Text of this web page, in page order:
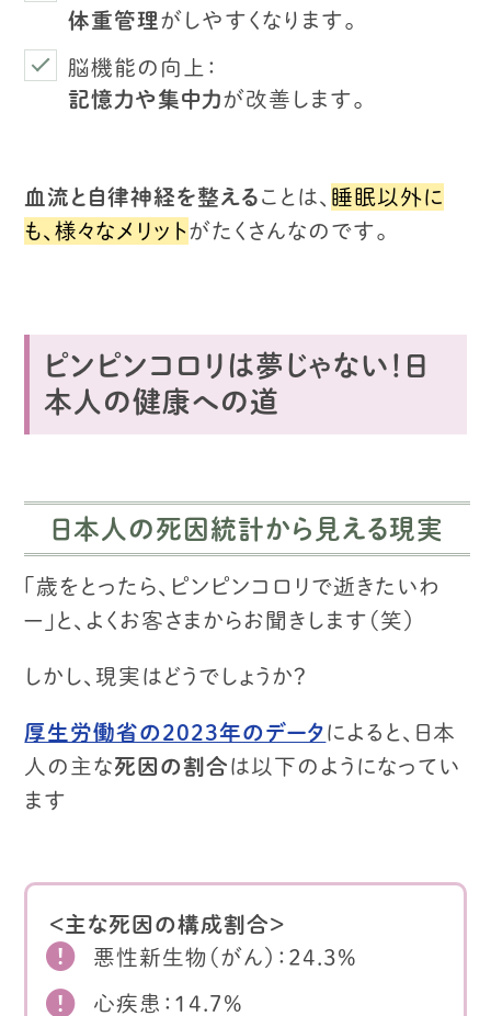
体重管理 がしやすくなります。
脳機能の向上：
記憶力や集中力が改善します。
血流と自律神経を整える ことは、 睡眠以外に
も、様々なメリットがたくさんなのです。
ピンピンコロリは夢じゃない！日
本人の健康への道
日本人の死因統計から見える現実
「歳をとったら、ピンピンコロリで逝きたいわ
ー」 と、よくお客さまからお聞きします（笑）
しかし、現実はどうでしょうか？
厚生労働省の2023年のデータ によると、 日本
人の主な死因の割合 は以下のようになってい
ます
＜主な死因の構成割合＞
悪性新生物（がん）：24.3%
心疾患：14.7%